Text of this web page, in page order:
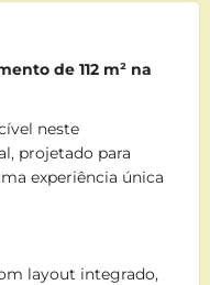
de 112 m² na
neste
projetado para
experiência única
layout integrado,